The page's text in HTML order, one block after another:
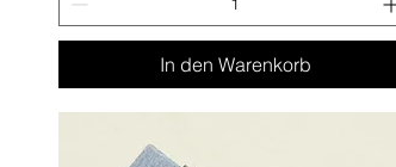
In den Warenkorb